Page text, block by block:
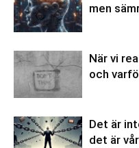
men
När vi
och
Det är
det är